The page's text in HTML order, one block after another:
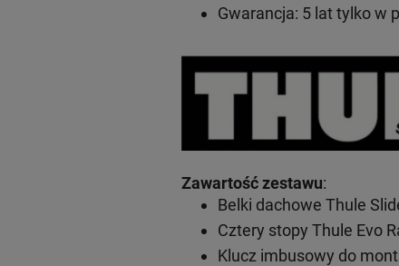
Gwarancja: 5 lat tylko w
Zawartość zestawu:
Belki dachowe Thule
Cztery stopy Thule Evo
Klucz imbusowy do